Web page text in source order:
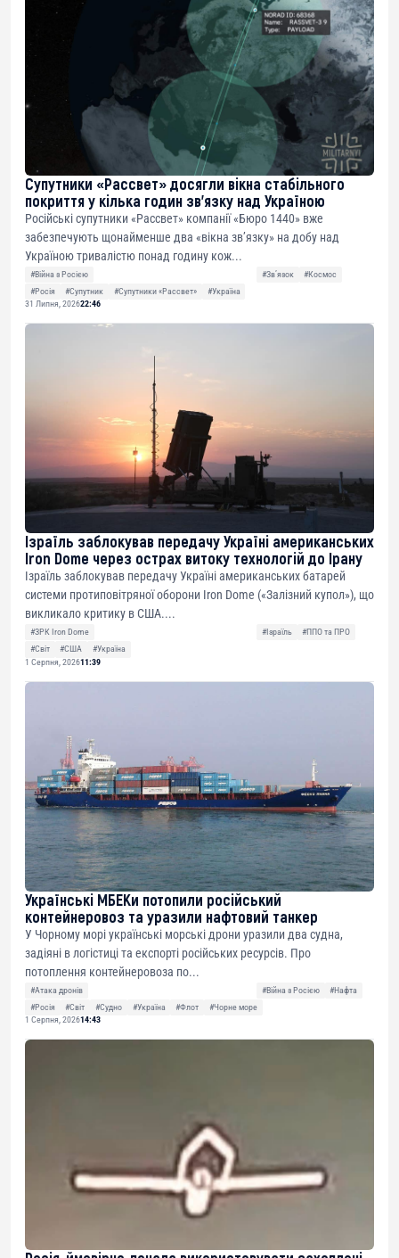
Супутники «Рассвет» досягли вікна стабільного
покриття у кілька годин зв’язку над Україною
Російські супутники «Рассвет» компанії «Бюро 1440» вже
забезпечують щонайменше два «вікна зв’язку» на добу над
Україною тривалістю понад годину кож...
#Війна з Росією #Звʼязок
#Космос
#Росія
#Супутник #Супутники «Рассвет»
#Україна
31 Липня, 202622:46
Ізраїль заблокував передачу Україні американських
Iron Dome через острах витоку технологій до Ірану
Ізраїль заблокував передачу Україні американських батарей
системи протиповітряної оборони Iron Dome («Залізний купол»), що
викликало критику в США....
#ЗРК Iron Dome #Ізраїль
#ППО та ПРО
#Світ
#США
#Україна
1 Серпня, 202611:39
Українські МБЕКи потопили російський
контейнеровоз та уразили нафтовий танкер
У Чорному морі українські морські дрони уразили два судна,
задіяні в логістиці та експорті російських ресурсів. Про
потоплення контейнеровоза по...
#Атака дронів #Війна з Росією
#Нафта
#Росія
#Світ #Судно #Україна #Флот
#Чорне море
1 Серпня, 202614:43